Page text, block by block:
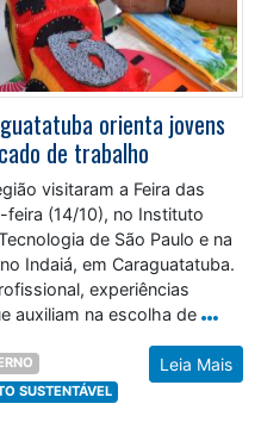
orienta jovens
de trabalho
visitaram a Feira das
(14/10), no Instituto
de São Paulo e na
Indaiá, em Caraguatatuba.
experiências
auxiliam na escolha de
Leia Mais
SUSTENTÁVEL